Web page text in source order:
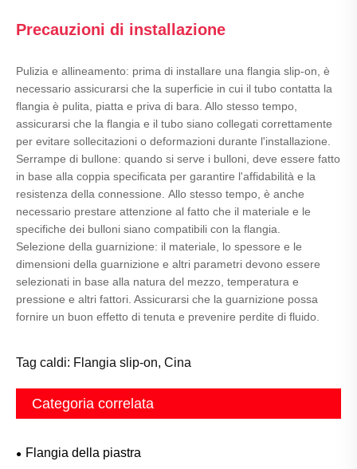
Precauzioni di installazione
Pulizia e allineamento: prima di installare una flangia slip-on, è
necessario assicurarsi che la superficie in cui il tubo contatta la
flangia è pulita, piatta e priva di bara. Allo stesso tempo,
assicurarsi che la flangia e il tubo siano collegati correttamente
per evitare sollecitazioni o deformazioni durante l'installazione.
Serrampe di bullone: ​​quando si serve i bulloni, deve essere fatto
in base alla coppia specificata per garantire l'affidabilità e la
resistenza della connessione. Allo stesso tempo, è anche
necessario prestare attenzione al fatto che il materiale e le
specifiche dei bulloni siano compatibili con la flangia.
Selezione della guarnizione: il materiale, lo spessore e le
dimensioni della guarnizione e altri parametri devono essere
selezionati in base alla natura del mezzo, temperatura e
pressione e altri fattori. Assicurarsi che la guarnizione possa
fornire un buon effetto di tenuta e prevenire perdite di fluido.
Tag caldi: Flangia slip-on, Cina
Categoria correlata
Flangia della piastra